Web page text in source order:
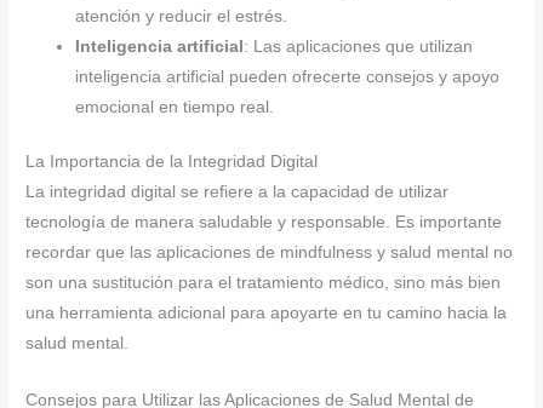
atención y reducir el estrés.
Inteligencia artificial: Las aplicaciones que utilizan
inteligencia artificial pueden ofrecerte consejos y apoyo
emocional en tiempo real.
La Importancia de la Integridad Digital
La integridad digital se refiere a la capacidad de utilizar
tecnología de manera saludable y responsable. Es importante
recordar que las aplicaciones de mindfulness y salud mental no
son una sustitución para el tratamiento médico, sino más bien
una herramienta adicional para apoyarte en tu camino hacia la
salud mental.
Consejos para Utilizar las Aplicaciones de Salud Mental de